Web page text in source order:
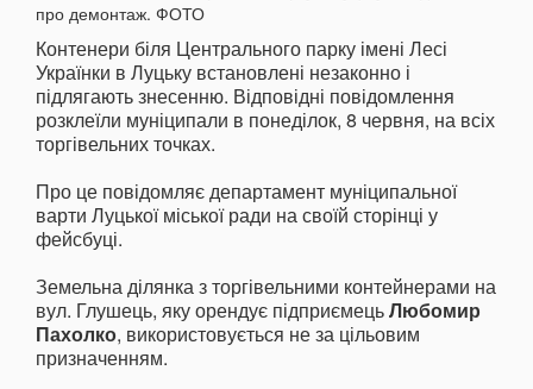
Контенери біля Центрального парку імені Лесі
Українки в Луцьку встановлені незаконно і
підлягають знесенню. Відповідні повідомлення
розклеїли муніципали в понеділок, 8 червня, на всіх
торгівельних точках.
Про це повідомляє департамент муніципальної
варти Луцької міської ради на своїй сторінці у
фейсбуці.
Земельна ділянка з торгівельними контейнерами на
вул. Глушець, яку орендує підприємецьЛюбомир
Пахолко, використовується не за цільовим
призначенням.